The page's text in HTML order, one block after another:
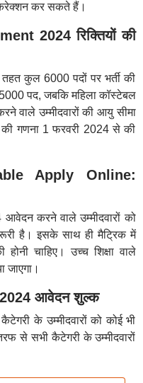
कर सकते हैं।
2024 रिक्तियों की
कुल 6000 पदों पर भर्ती की
पद, जबकि महिला कॉस्टेबल
वाले उम्मीदवारों की आयु सीमा
गणना 1 फरवरी 2024 से की
Apply Online:
करने वाले उम्मीदवारों को
है। इसके साथ ही मैट्रिक में
चाहिए। उच्च शिक्षा वाले
जाएगा।
आवेदन शुल्क
के उम्मीदवारों को कोई भी
से सभी कैटेगरी के उम्मीदवारों